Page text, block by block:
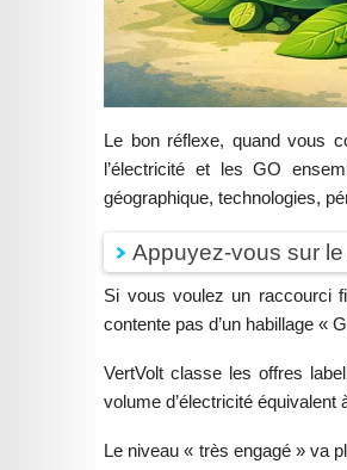
Le bon réflexe, quand vous
l’électricité et les GO
géographique, technologies,
Appuyez-vous sur
Si vous voulez un raccourci
contente pas d’un habillage «
VertVolt classe les offres
volume d’électricité
Le niveau « très engagé » va